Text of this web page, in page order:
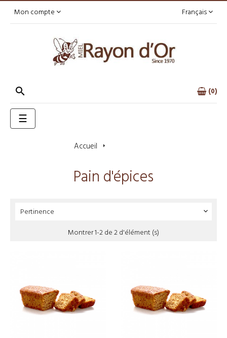
Français
Mon compte
 0
Basculer
la
☰
Accueil
Pain d'épices
Pertinence 
Montrer 1-2 de 2 d'élément (s)